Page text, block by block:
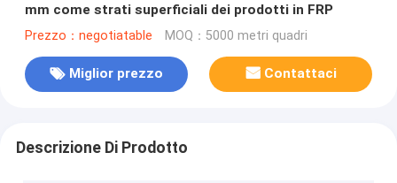
mm come strati superficiali dei prodotti in FRP
Prezzo：negotiatable MOQ：5000 metri quadri
Miglior prezzo Contattaci
Descrizione Di Prodotto